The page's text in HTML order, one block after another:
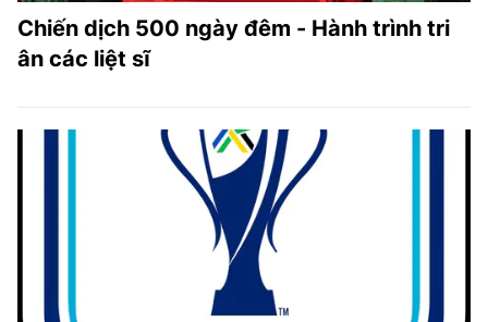
Chiến dịch 500 ngày đêm - Hành trình tri
ân các liệt sĩ